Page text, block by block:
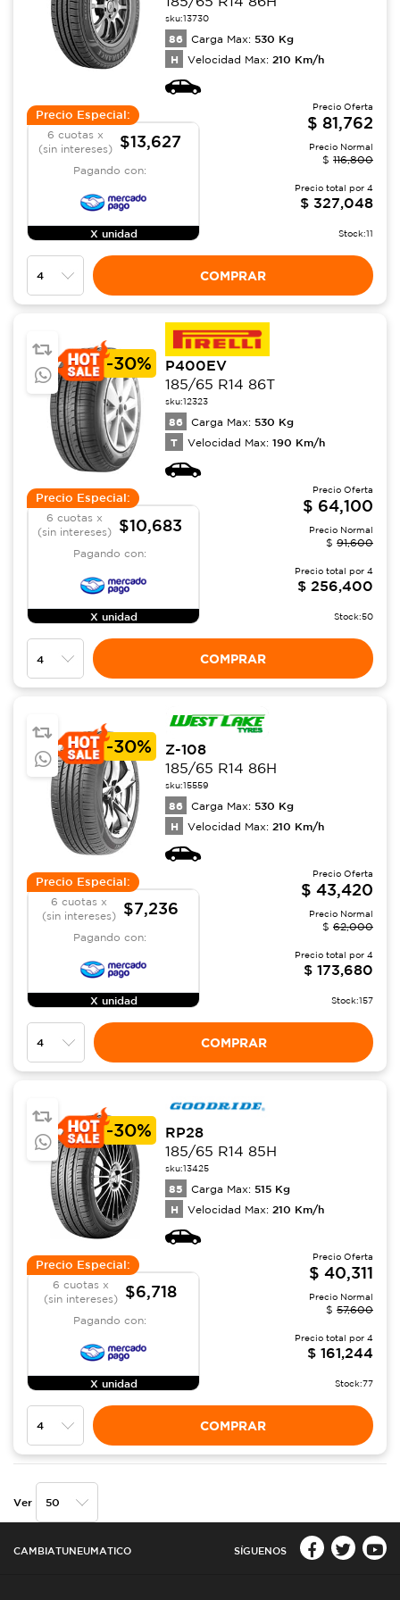
sku:13730
86 Carga Max: 530 Kg
H Velocidad Max: 210 Km/h
Precio Especial:
6 cuotas x
(sin intereses)
$13,627
Pagando con:
X unidad
Precio Oferta
$ 81,762
Precio Normal
$ 116,800
Precio total por 4
$ 327,048
Stock:11
COMPRAR
-30%
P400EV
185/65 R14 86T
sku:12323
86 Carga Max: 530 Kg
T Velocidad Max: 190 Km/h
Precio Especial:
6 cuotas x
(sin intereses)
$10,683
Pagando con:
X unidad
Precio Oferta
$ 64,100
Precio Normal
$ 91,600
Precio total por 4
$ 256,400
Stock:50
COMPRAR
-30%
Z-108
185/65 R14 86H
sku:15559
86 Carga Max: 530 Kg
H Velocidad Max: 210 Km/h
Precio Especial:
6 cuotas x
(sin intereses)
$7,236
Pagando con:
X unidad
Precio Oferta
$ 43,420
Precio Normal
$ 62,000
Precio total por 4
$ 173,680
Stock:157
COMPRAR
-30%
RP28
185/65 R14 85H
sku:13425
85 Carga Max: 515 Kg
H Velocidad Max: 210 Km/h
Precio Especial:
6 cuotas x
(sin intereses)
$6,718
Pagando con:
X unidad
Precio Oferta
$ 40,311
Precio Normal
$ 57,600
Precio total por 4
$ 161,244
Stock:77
COMPRAR
Ver
CAMBIATUNEUMATICO SÍGUENOS